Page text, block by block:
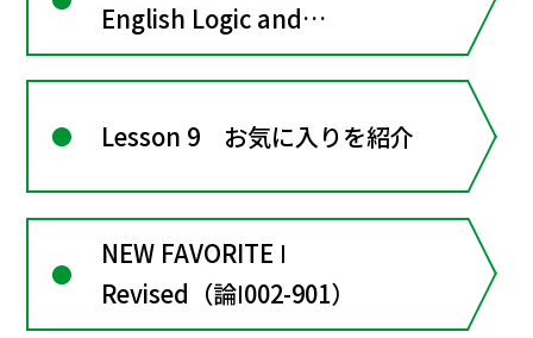
English Logic and
Expression Ⅰ
Lesson 9 お気に入りを紹介
NEW FAVORITE Ⅰ
Revised（論Ⅰ002-901）